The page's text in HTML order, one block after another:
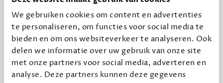
We gebruiken cookies om content en advertenties
te personaliseren, om functies voor social media te
bieden en om ons websiteverkeer te analyseren. Ook
delen we informatie over uw gebruik van onze site
met onze partners voor social media, adverteren en
analyse. Deze partners kunnen deze gegevens
12,50 per maand, incl. verzending
Geef cadeau